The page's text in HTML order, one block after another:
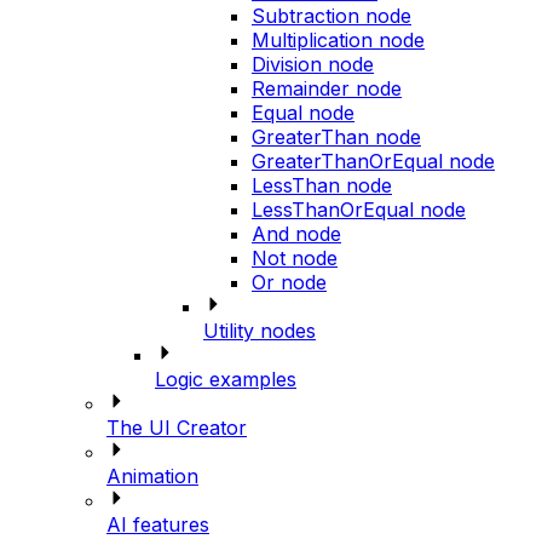
Subtraction node
Multiplication node
Division node
Remainder node
Equal node
GreaterThan node
GreaterThanOrEqual node
LessThan node
LessThanOrEqual node
And node
Not node
Or node
Utility nodes
Logic examples
The UI Creator
Animation
AI features